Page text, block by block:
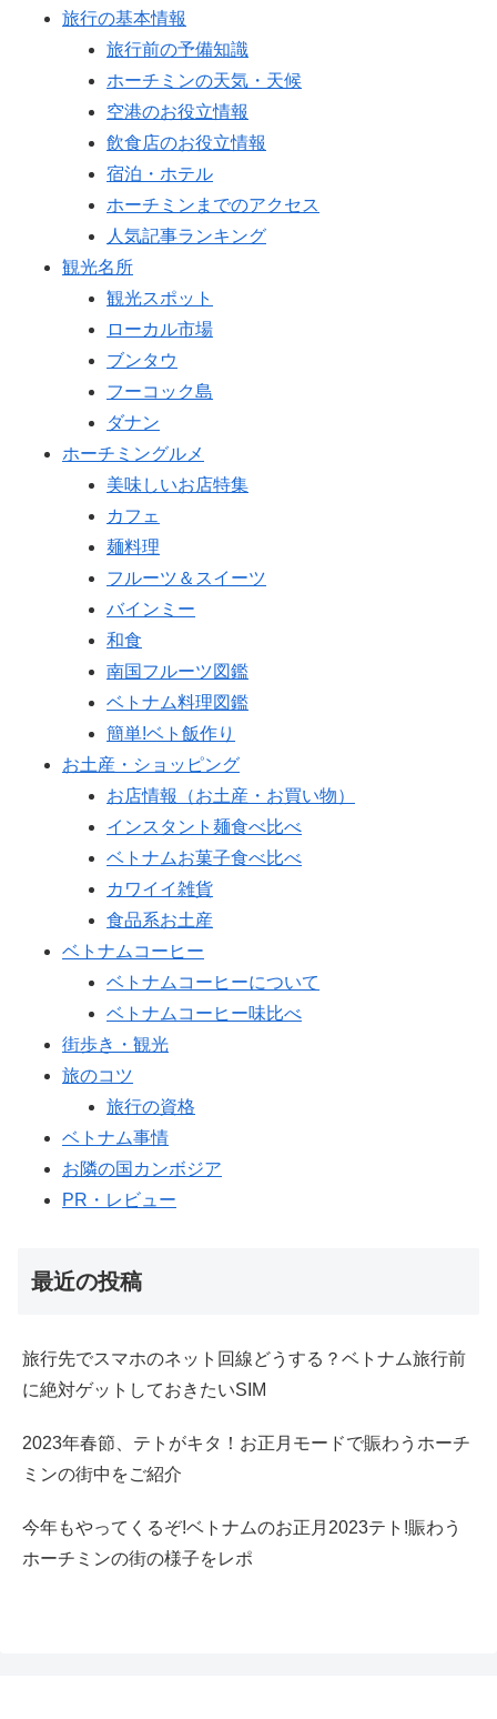
旅行の基本情報
旅行前の予備知識
ホーチミンの天気・天候
空港のお役立情報
飲食店のお役立情報
宿泊・ホテル
ホーチミンまでのアクセス
人気記事ランキング
観光名所
観光スポット
ローカル市場
ブンタウ
フーコック島
ダナン
ホーチミングルメ
美味しいお店特集
カフェ
麺料理
フルーツ＆スイーツ
バインミー
和食
南国フルーツ図鑑
ベトナム料理図鑑
簡単!ベト飯作り
お土産・ショッピング
お店情報（お土産・お買い物）
インスタント麺食べ比べ
ベトナムお菓子食べ比べ
カワイイ雑貨
食品系お土産
ベトナムコーヒー
ベトナムコーヒーについて
ベトナムコーヒー味比べ
街歩き・観光
旅のコツ
旅行の資格
ベトナム事情
お隣の国カンボジア
PR・レビュー
最近の投稿
旅行先でスマホのネット回線どうする？ベトナム旅行前
に絶対ゲットしておきたいSIM
2023年春節、テトがキタ！お正月モードで賑わうホーチ
ミンの街中をご紹介
今年もやってくるぞ!ベトナムのお正月2023テト!賑わう
ホーチミンの街の様子をレポ